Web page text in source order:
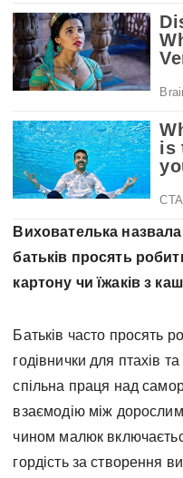
Вихователька
батьків просять
картону чи їжаків з
Батьків часто просять
годівнички для птахів
спільна праця над
взаємодію між
чином малюк
гордість за створення